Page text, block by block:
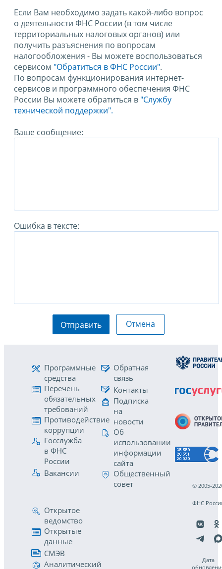
Если Вам необходимо задать какой-либо вопрос
о деятельности ФНС России (в том числе
территориальных налоговых органов) или
получить разъяснения по вопросам
налогообложения - Вы можете воспользоваться
сервисом "Обратиться в ФНС России".
По вопросам функционирования интернет-
сервисов и программного обеспечения ФНС
России Вы можете обратиться в "Службу
технической поддержки".
Ваше сообщение:
Ошибка в тексте:
Отправить Отмена
Программные
средства
Перечень
обязательных
требований
Противодействие
коррупции
Госслужба
в ФНС
России
Вакансии
Обратная
связь
Контакты
Подписка
на
новости
Об
использовании
информации
сайта
Общественный
совет
Открытое
ведомство
Открытые
данные
СМЭВ
Аналитический
© 2005-
ФНС
Дата